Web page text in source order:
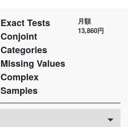
Exact Tests
Conjoint
Categories
Missing Values
Complex
Samples
月額
13,860円